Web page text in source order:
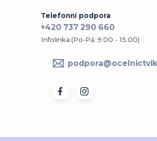
Telefonní podpora
+420 737 290 660
Infolinka:(Po-Pá: 9:00 - 15:00)